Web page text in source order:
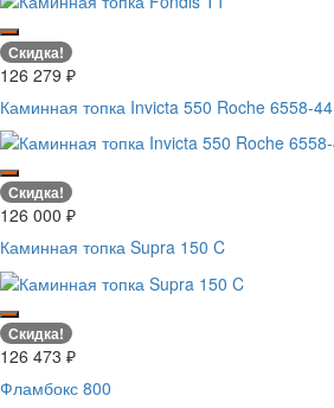
Скидка!
126 279 ₽
Каминная топка Invicta 550 Roche 6558-44
Скидка!
126 000 ₽
Каминная топка Supra 150 C
Скидка!
126 473 ₽
Фламбокс 800